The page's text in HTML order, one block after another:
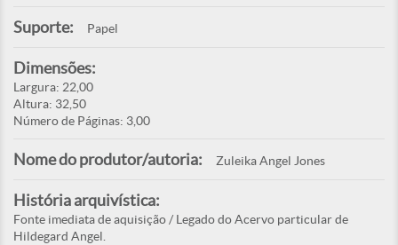
Suporte: Papel
Dimensões:
Largura: 22,00
Altura: 32,50
Número de Páginas: 3,00
Nome do produtor/autoria: Zuleika Angel Jones
História arquivística:
Fonte imediata de aquisição / Legado do Acervo particular de
Hildegard Angel.